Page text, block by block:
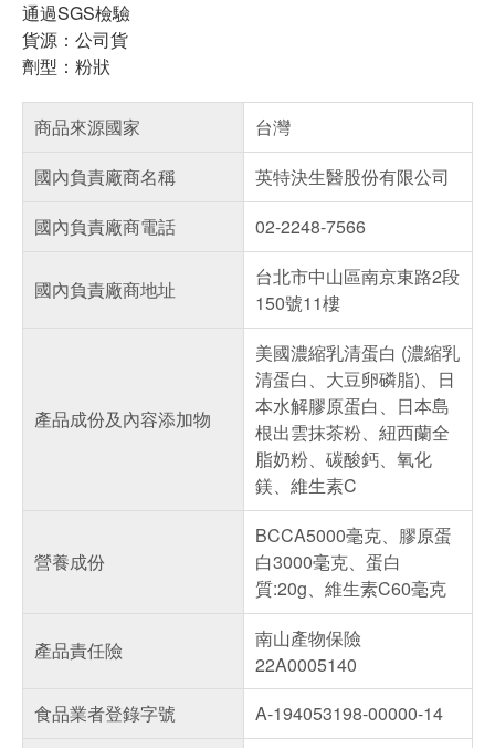
通過SGS檢驗
貨源：公司貨
劑型：粉狀
商品來源國家
台灣
國內負責廠商名稱
英特決生醫股份有限公司
國內負責廠商電話
02-2248-7566
國內負責廠商地址
台北市中山區南京東路2段
150號11樓
產品成份及內容添加物
美國濃縮乳清蛋白 (濃縮乳
清蛋白、大豆卵磷脂)、日
本水解膠原蛋白、日本島
根出雲抹茶粉、紐西蘭全
脂奶粉、碳酸鈣、氧化
鎂、維生素C
營養成份
BCCA5000毫克、膠原蛋
白3000毫克、蛋白
質:20g、維生素C60毫克
產品責任險
南山產物保險
22A0005140
食品業者登錄字號
A-194053198-00000-14